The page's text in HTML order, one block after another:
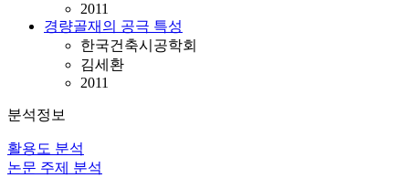
2011
경량골재의 공극 특성
한국건축시공학회
김세환
2011
분석정보
활용도 분석
논문 주제 분석